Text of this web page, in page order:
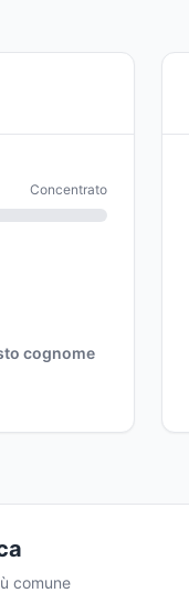
Concentrato
cognome
comune